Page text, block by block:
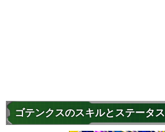
ゴテンクスのスキルとステータス